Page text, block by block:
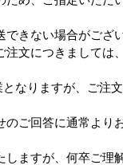
きない場合がござ
注文につきまして
となりますが、ご
のご回答に通常より
ますが、何卒ご理